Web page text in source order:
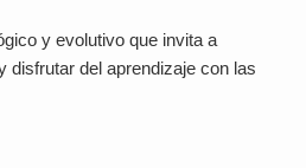
y evolutivo que invita a
disfrutar del aprendizaje con las